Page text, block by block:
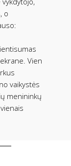
o
Vien
vaikystės
menininkų